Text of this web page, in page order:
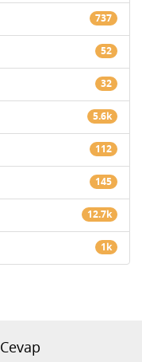
737
52
32
5.6k
112
145
12.7k
1k
Cevap